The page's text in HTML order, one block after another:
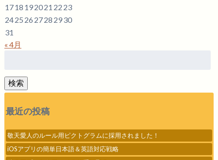
1718 192021 22 23
2425 26 2728 2930
31
« 4月
検索
最近の投稿
敬天愛人のルール用ピクトグラムに採用されました！
iOSアプリの簡単日本語＆英語対応戦略